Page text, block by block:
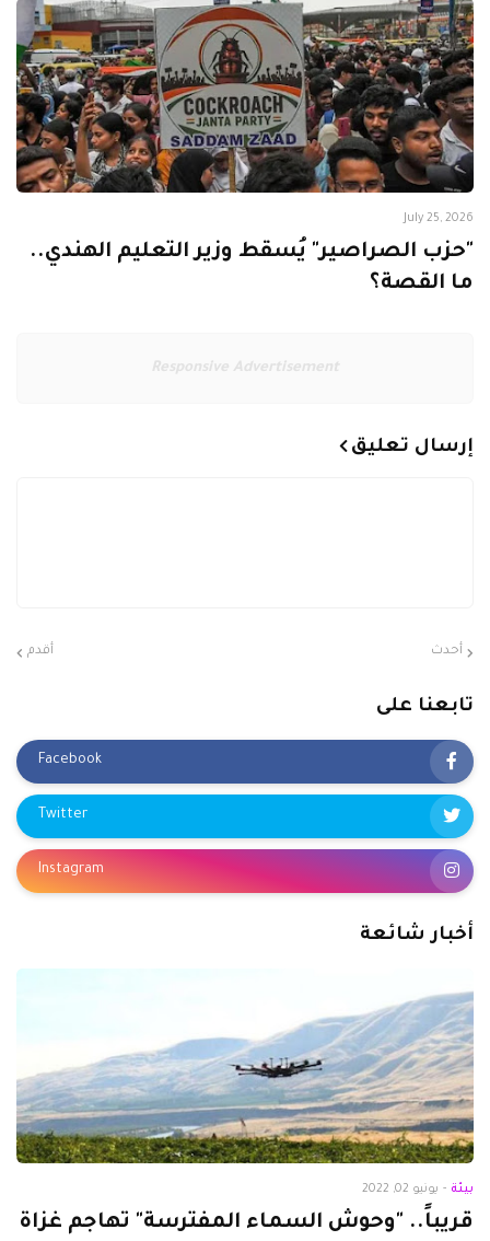
July 25, 2026
"حزب الصراصير" يُسقط وزير التعليم الهندي..
ما القصة؟
Responsive Advertisement
إرسال تعليق
أحدث أقدم
تابعنا على
Facebook
Twitter
Instagram
أخبار شائعة
بيئة - يونيو 02, 2022
قريباً.. "وحوش السماء المفترسة" تهاجم غزاة